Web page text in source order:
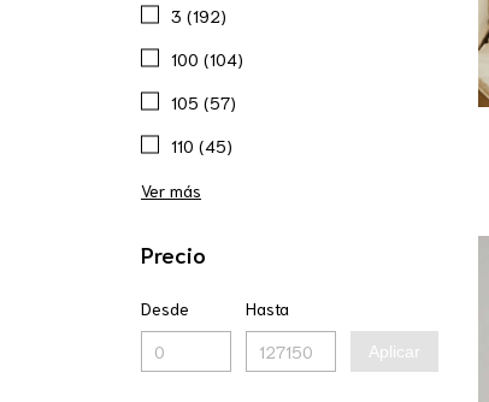
3 (192)
100 (104)
105 (57)
110 (45)
Ver más
Precio
Desde Hasta
Aplicar